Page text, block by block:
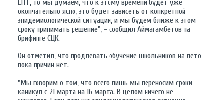
ЕНТ, то мы думаем, что к этому времени будет уже
окончательно ясно, это будет зависеть от конкретной
эпидемиологической ситуации, и мы будем ближе к этом
сроку принимать решение", - сообщил Аймагамбетов на
брифинге СЦК.
Он отметил, что продлевать обучение школьников на лето
пока причин нет.
"Мы говорим о том, что всего лишь мы переносим сроки
каникул с 21 марта на 16 марта. В целом ничего не